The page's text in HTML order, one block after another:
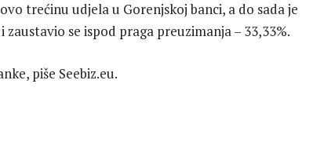
trećinu udjela u Gorenjskoj banci, a do sada je
se ispod praga preuzimanja – 33,33%.
piše Seebiz.eu.